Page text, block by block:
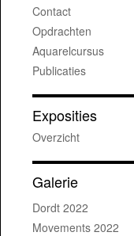
Contact
Opdrachten
Aquarelcursus
Publicaties
Exposities
Overzicht
Galerie
Dordt 2022
Movements 2022